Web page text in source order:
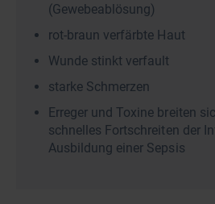
(Gewebeablösung)
rot-braun verfärbte Haut
Wunde stinkt verfault
starke Schmerzen
Erreger und Toxine breiten
schnelles Fortschreiten der
Ausbildung einer Sepsis